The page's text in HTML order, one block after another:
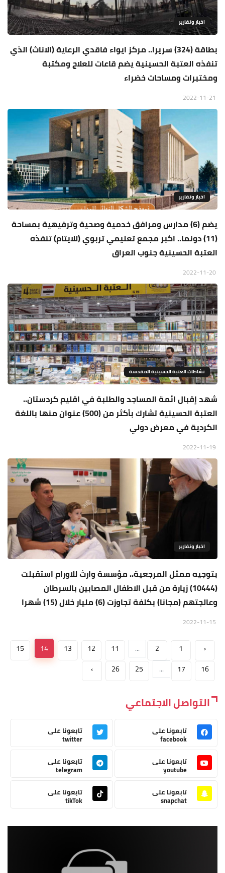
اخبار وتقارير
بطاقة (324) سريرا.. مركز ايواء فاقدي الرعاية (الاناث) الذي
تنفذه العتبة الحسينية يضم قاعات للعلاج ومكتبة
ومختبرات ومساحات خضراء
اخبار وتقارير
يضم (6) مدارس ومرافق خدمية وصحية وترفيهية بمساحة
(11) دونما.. اكبر مجمع تعليمي تربوي (للايتام) تنفذه
العتبة الحسينية جنوب العراق
نشاطات العتبة الحسينية المقدسة
شهد إقبال ائمة المساجد والطلبة في اقليم كردستان..
العتبة الحسينية تشارك بأكثر من (500) عنوان منها باللغة
الكردية في معرض دولي
اخبار وتقارير
بتوجيه ممثل المرجعية.. مؤسسة وارث للاورام استقبلت
(10444) زيارة من قبل الاطفال المصابين بالسرطان
وعالجتهم (مجانا) بكلفة تجاوزت (6) مليار خلال (15) شهرا
‹
1
2
...
11
12
13
14
15
16
17
...
25
26
›
التواصل الاجتماعي
تابعونا على
facebook
تابعونا على
twitter
تابعونا على
youtube
تابعونا على
telegram
تابعونا على
snapchat
تابعونا على
tikTok